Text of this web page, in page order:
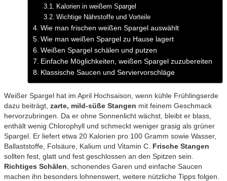
Kalorien in weißem Spargel
Wichtige Nährstoffe und Vorteile
Wie man frischen weißen Spargel auswählt
Wie man weißen Spargel zu Hause lagert
Weißen Spargel schälen und putzen
Einfache Möglichkeiten, weißen Spargel zuzubereiten
Klassische Saucen und Serviervorschläge
Weißer Spargel hat im April Hochsaison, wenn kühle Frühlingserde
dazu beiträgt, zarte, mild-süße Stangen mit feinem Geschmack
hervorzubringen. Da er ohne Sonnenlicht wächst, bleibt er blass,
enthält wenig Chlorophyll und schmeckt weniger grasig als grüner
Spargel. Er liefert etwa 20 Kalorien pro 100 Gramm sowie Wasser,
Ballaststoffe, Folsäure, Kalium und Vitamin C. Frische Stangen
sollten fest, glatt und fest geschlossen an den Spitzen sein.
Richtiges Schälen , schonendes Garen und einfache Saucen
machen ihn besonders lohnenswert, weitere nützliche Tipps folgen.